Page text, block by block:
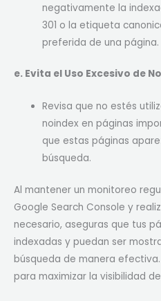
negativamente la
301 o la etiqueta
preferida de una página.
e. Evita el Uso Excesivo de
Revisa que no estés
noindex en páginas
que estas páginas
búsqueda.
Al mantener un monitoreo
Google Search Console y
necesario, aseguras que tus
indexadas y puedan ser
búsqueda de manera
para maximizar la visibilidad